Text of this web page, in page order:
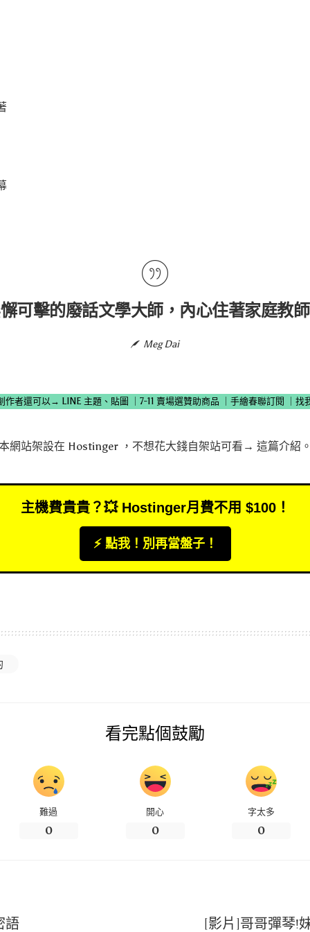
可擊的廢話文學大師，內心住著家庭教師
Meg Dai
作者還可以→ LINE 主題、貼圖 7-11 賣場選贊助商品 手繪春聯訂閱 找
網站架設在 Hostinger，不想花大錢自架站可看→ 這篇介紹 。
主機費貴貴？💥 Hostinger月費不用 $100！
⚡️ 點我！別再當盤子！
看完點個鼓勵
難過
0
開心
0
字太多
0
語 [影片]哥哥彈琴!